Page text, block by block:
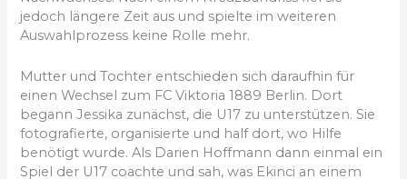
jedoch längere Zeit aus und spielte im weiteren
Auswahlprozess keine Rolle mehr.
Mutter und Tochter entschieden sich daraufhin für
einen Wechsel zum FC Viktoria 1889 Berlin. Dort
begann Jessika zunächst, die U17 zu unterstützen. Sie
fotografierte, organisierte und half dort, wo Hilfe
benötigt wurde. Als Darien Hoffmann dann einmal ein
Spiel der U17 coachte und sah, was Ekinci an einem